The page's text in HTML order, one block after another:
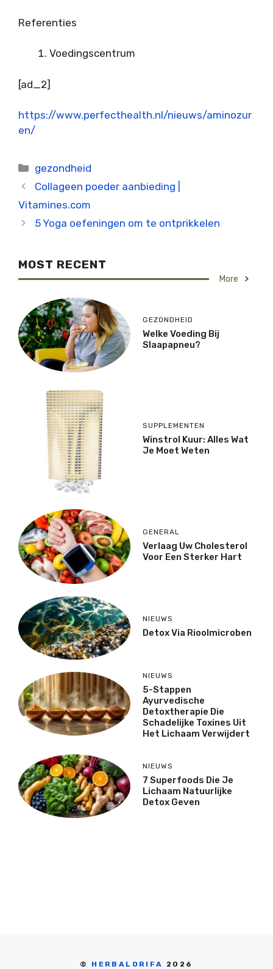
Referenties
Voedingscentrum
[ad_2]
https://www.perfecthealth.nl/nieuws/aminozur
en/
Categorieën
gezondheid
Collageen poeder aanbieding |
Vitamines.com
5 Yoga oefeningen om te ontprikkelen
MOST RECENT
More
GEZONDHEID
Welke Voeding Bij
Slaapapneu?
SUPPLEMENTEN
Winstrol Kuur: Alles Wat
Je Moet Weten
GENERAL
Verlaag Uw Cholesterol
Voor Een Sterker Hart
NIEUWS
Detox Via Rioolmicroben
NIEUWS
5-Stappen
Ayurvedische
Detoxtherapie Die
Schadelijke Toxines Uit
Het Lichaam Verwijdert
NIEUWS
7 Superfoods Die Je
Lichaam Natuurlijke
Detox Geven
© HERBALORIFA 2026